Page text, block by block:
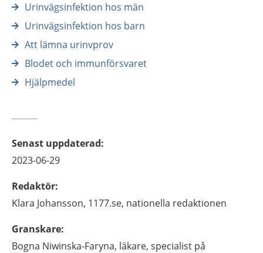
Urinvägsinfektion hos män
Urinvägsinfektion hos barn
Att lämna urinvprov
Blodet och immunförsvaret
Hjälpmedel
Senast uppdaterad:
2023-06-29
Redaktör:
Klara Johansson, 1177.se, nationella redaktionen
Granskare:
Bogna Niwinska-Faryna, läkare, specialist på